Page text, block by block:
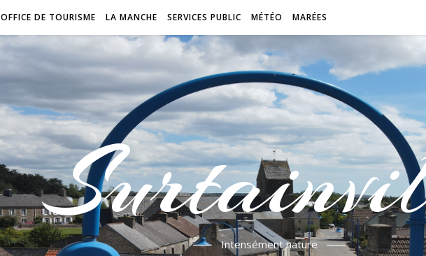
OFFICE DE TOURISME LA MANCHE SERVICES PUBLIC MÉTÉO MARÉES
Intensément nature